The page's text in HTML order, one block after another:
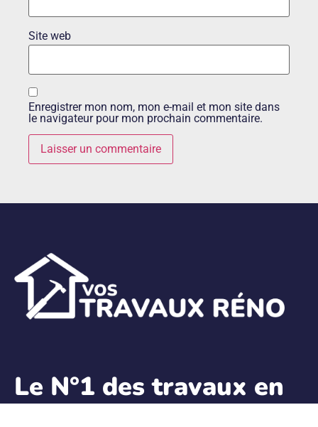
Site web
Enregistrer mon nom, mon e-mail et mon site dans
le navigateur pour mon prochain commentaire.
Le N°1 des travaux en